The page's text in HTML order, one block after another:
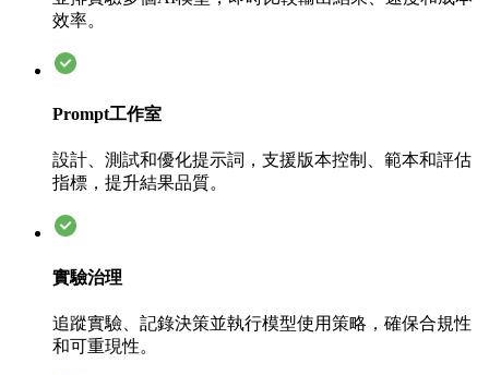
效率。
Prompt工作室
設計、測試和優化提示詞，支援版本控制、範本和評估
指標，提升結果品質。
實驗治理
追蹤實驗、記錄決策並執行模型使用策略，確保合規性
和可重現性。